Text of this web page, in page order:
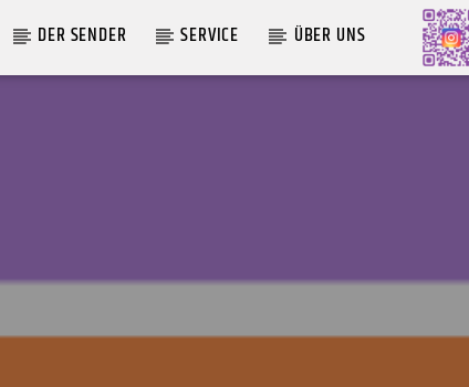
DER SENDER SERVICE ÜBER UNS